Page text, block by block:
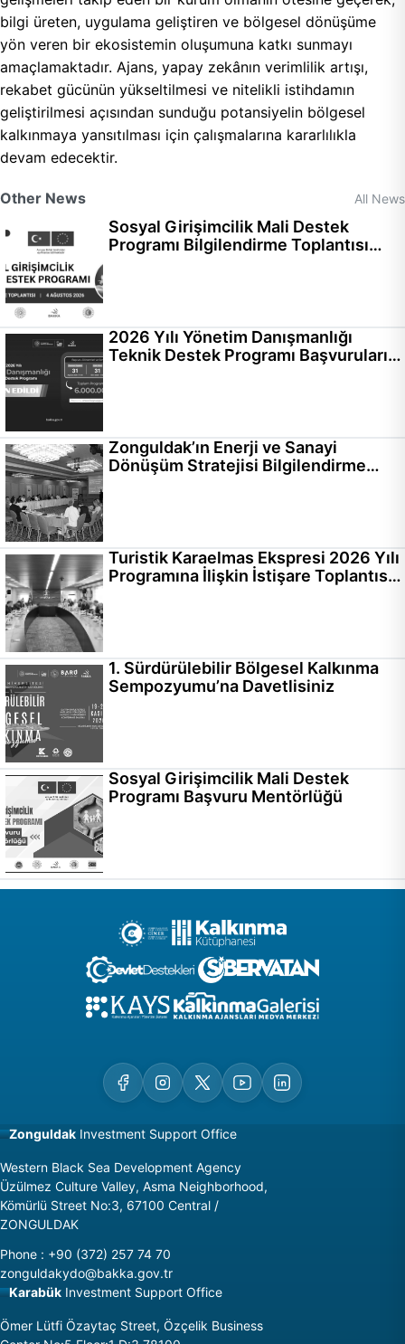
bilgi üreten, uygulama geliştiren ve bölgesel dönüşüme
yön veren bir ekosistemin oluşumuna katkı sunmayı
amaçlamaktadır. Ajans, yapay zekânın verimlilik artışı,
rekabet gücünün yükseltilmesi ve nitelikli istihdamın
geliştirilmesi açısından sunduğu potansiyelin bölgesel
kalkınmaya yansıtılması için çalışmalarına kararlılıkla
devam edecektir.
Other News All News
Sosyal Girişimcilik Mali Destek
Programı Bilgilendirme Toplantısı
2026 Yılı Yönetim Danışmanlığı
Teknik Destek Programı Başvuruları
Zonguldak’ın Enerji ve Sanayi
Dönüşüm Stratejisi Bilgilendirme
Turistik Karaelmas Ekspresi 2026 Yılı
Programına İlişkin İstişare Toplantısı
1. Sürdürülebilir Bölgesel Kalkınma
Sempozyumu’na Davetlisiniz
Sosyal Girişimcilik Mali Destek
Programı Başvuru Mentörlüğü
Zonguldak Investment Support Office
Western Black Sea Development Agency
Üzülmez Culture Valley, Asma Neighborhood,
Kömürlü Street No:3, 67100 Central /
ZONGULDAK
Phone : +90 (372) 257 74 70
zonguldakydo@bakka.gov.tr
Karabük Investment Support Office
Ömer Lütfi Özaytaç Street, Özçelik Business